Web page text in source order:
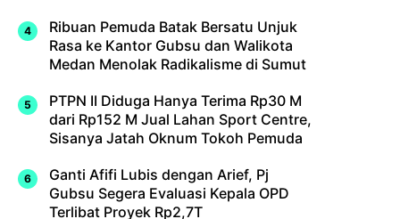
Ribuan Pemuda Batak Bersatu Unjuk
Rasa ke Kantor Gubsu dan Walikota
Medan Menolak Radikalisme di Sumut
PTPN II Diduga Hanya Terima Rp30 M
dari Rp152 M Jual Lahan Sport Centre,
Sisanya Jatah Oknum Tokoh Pemuda
Ganti Afifi Lubis dengan Arief, Pj
Gubsu Segera Evaluasi Kepala OPD
Terlibat Proyek Rp2,7T